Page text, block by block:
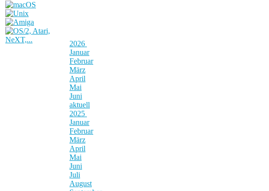
2026
Januar
Februar
März
April
Mai
Juni
aktuell
2025
Januar
Februar
März
April
Mai
Juni
Juli
August